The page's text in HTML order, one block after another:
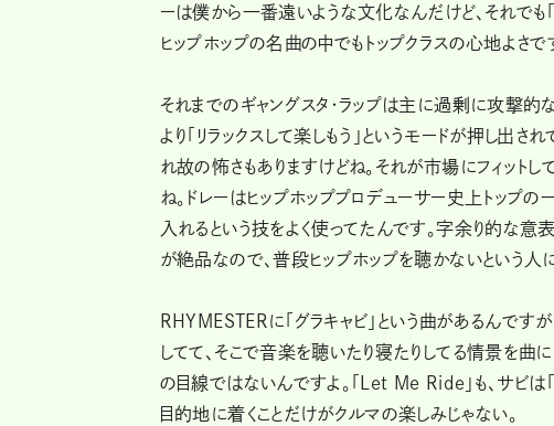
ーは僕から一番遠いような文化なんだけど、それでも
ヒップホップの名曲の中でもトップクラスの心地よさで
それまでのギャングスタ・ラップは主に過剰に攻撃
より「リラックスして楽しもう」というモードが押し出さ
れ故の怖さもありますけどね。それが市場にフィットし
ね。ドレーはヒップホッププロデューサー史上トッ
入れるという技をよく使ってたんです。字余り的な意
が絶品なので、普段ヒップホップを聴かないという人
RHYMESTERに「グラキャビ」という曲があるんです
してて、そこで音楽を聴いたり寝たりしてる情景を曲
の目線ではないんですよ。「Let Me Ride」も、サビは
目的地に着くことだけがクルマの楽しみじゃない。